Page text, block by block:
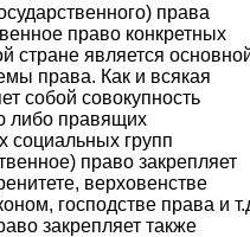
права
право конкретных
стране является
права. Как и всякая
собой совокупность
либо правящих
социальных групп
право закрепляет
верховенстве
господстве права и
закрепляет также